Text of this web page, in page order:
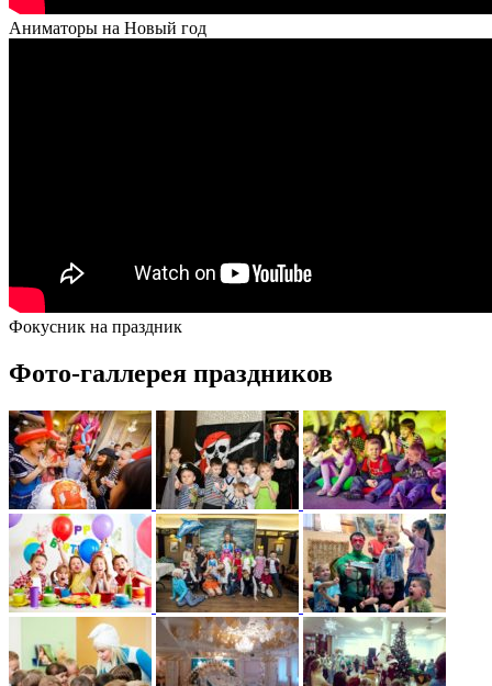
Аниматоры на Новый год
Фокусник на праздник
Фото-галлерея праздников